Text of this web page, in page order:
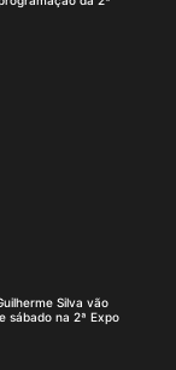
Silva vão
sábado na 2ª Expo